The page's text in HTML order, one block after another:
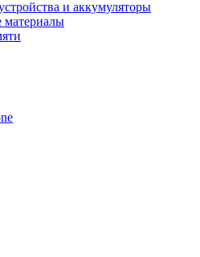
и аккумуляторы
материалы